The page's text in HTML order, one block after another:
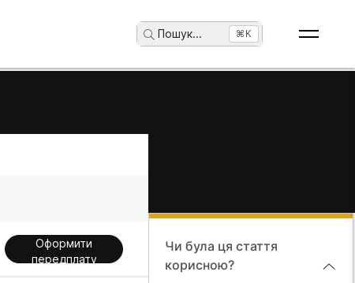
Пошук... ⌘K
Оформити
передплату
Чи була ця стаття
корисною?